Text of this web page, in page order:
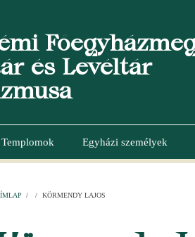
és Levéltár
Templomok Egyházi személyek
/ / KÖRMENDY LAJOS